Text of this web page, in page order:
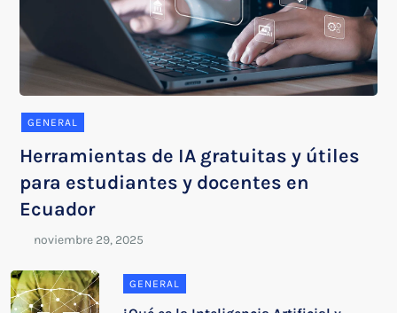
GENERAL
Herramientas de IA gratuitas y útiles
para estudiantes y docentes en
Ecuador
GENERAL